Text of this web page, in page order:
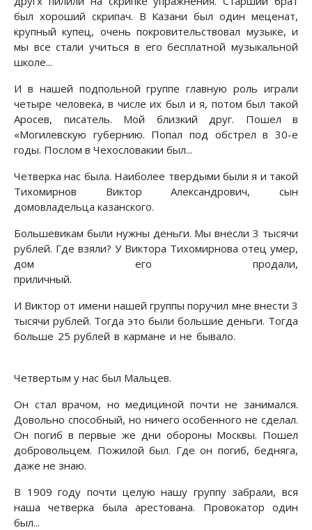
был хороший скрипач. В Казани был один меценат,
крупный купец, очень покровительствовал музыке, и
мы все стали учиться в его бесплатной музыкальной
школе...
И в нашей подпольной группе главную роль играли
четыре человека, в числе их был и я, потом был такой
Аросев, писатель. Мой близкий друг. Пошел в
«Могилевскую губернию. Попал под обстрел в 30-е
годы. Послом в Чехословакии был...
Четверка нас была. Наиболее твердыми были я и такой
Тихомирнов Виктор Александрович, сын
домовладельца казанского.
Большевикам были нужны деньги. Мы внесли 3 тысячи
рублей. Где взяли? У Виктора Тихомирнова отец умер,
дом его продали,
приличный.
И Виктор от имени нашей группы поручил мне внести 3
тысячи рублей. Тогда это были большие деньги. Тогда
больше 25 рублей в кармане и не бывало.
Четвертым у нас был Мальцев.
Он стал врачом, но медициной почти не занимался.
Довольно способный, но ничего особенного не сделал.
Он погиб в первые же дни обороны Москвы. Пошел
добровольцем. Пожилой был. Где он погиб, бедняга,
даже не знаю.
В 1909 году почти целую нашу группу забрали, вся
наша четверка была арестована. Провокатор один
был...